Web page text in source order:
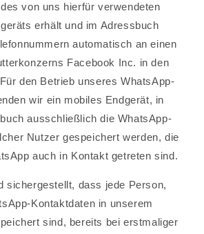
von uns hierfür verwendeten
erhält und im Adressbuch
automatisch an einen
Facebook Inc. in den
den Betrieb unseres WhatsApp-
wir ein mobiles Endgerät, in
ausschließlich die WhatsApp-
Nutzer gespeichert werden, die
auch in Kontakt getreten sind.
sichergestellt, dass jede Person,
Kontaktdaten in unserem
sind, bereits bei erstmaliger